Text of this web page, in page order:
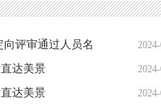
评审通过人员名
达美景
达美景